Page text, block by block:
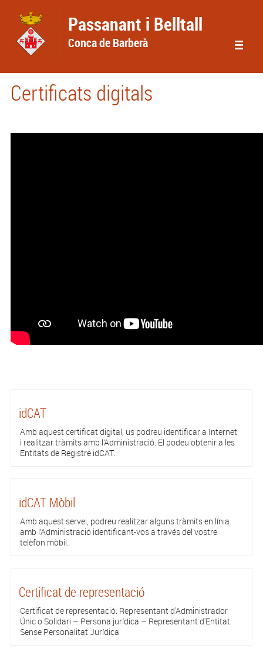
Passanant i Belltall
Conca de Barberà
Certificats digitals
idCAT
Amb aquest certificat digital, us podreu identificar a Internet
i realitzar tràmits amb l’Administració. El podeu obtenir a les
Entitats de Registre idCAT.
idCAT Mòbil
Amb aquest servei, podreu realitzar alguns tràmits en línia
amb l’Administració identificant-vos a través del vostre
telèfon mòbil.
Certificat de representació
Certificat de representació: Representant d'Administrador
Únic o Solidari – Persona jurídica – Representant d'Entitat
Sense Personalitat Jurídica